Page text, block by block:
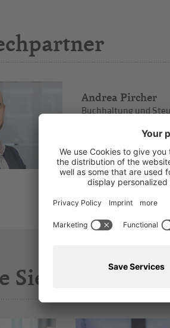
Andrea Pircher
Buchhaltung und
Sitz: Bozen
Sie auch